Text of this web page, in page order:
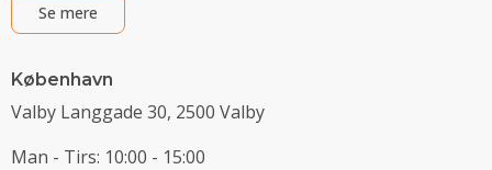
Se mere
København
Valby Langgade 30, 2500 Valby
Man - Tirs: 10:00 - 15:00